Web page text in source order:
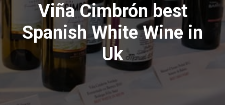
Viña Cimbrón best
Spanish White Wine in
Uk